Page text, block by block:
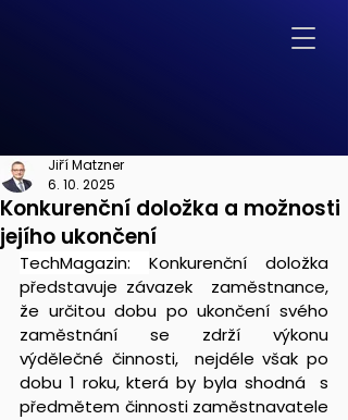
Konkurenční doložka a možnosti
jejího ukončení
Jiří Matzner
6. 10. 2025
TechMagazin: Konkurenční doložka
představuje závazek  zaměstnance,
že určitou dobu po ukončení svého
zaměstnání se zdrží výkonu
výdělečné činnosti,  nejdéle však po
dobu 1 roku, která by byla shodná  s
předmětem činnosti zaměstnavatele